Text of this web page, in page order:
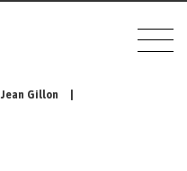
Jean Gillon